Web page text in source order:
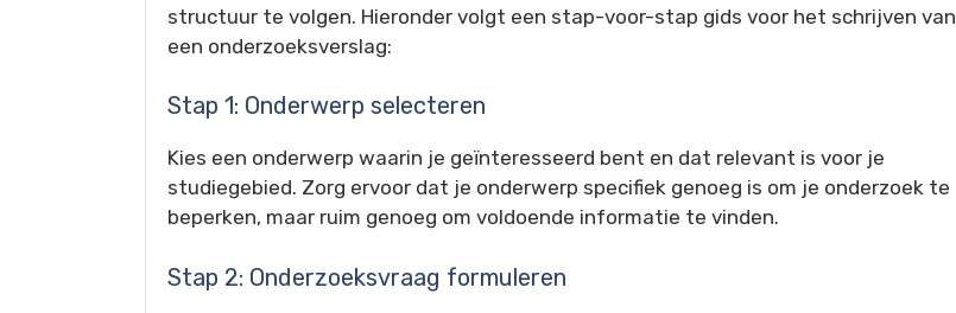
structuur te volgen. Hieronder volgt een stap-voor-stap gids voor het schrijven van
een onderzoeksverslag:
Stap 1: Onderwerp selecteren
Kies een onderwerp waarin je geïnteresseerd bent en dat relevant is voor je
studiegebied. Zorg ervoor dat je onderwerp specifiek genoeg is om je onderzoek te
beperken, maar ruim genoeg om voldoende informatie te vinden.
Stap 2: Onderzoeksvraag formuleren